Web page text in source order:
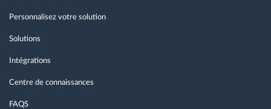
Personnalisez votre solution
Solutions
Intégrations
Centre de connaissances
FAQS